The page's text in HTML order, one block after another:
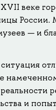
веке
— и
и